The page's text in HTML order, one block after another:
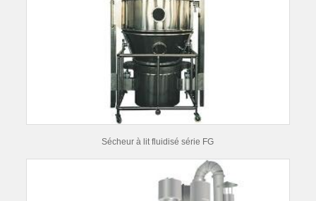
Sécheur à lit fluidisé série FG